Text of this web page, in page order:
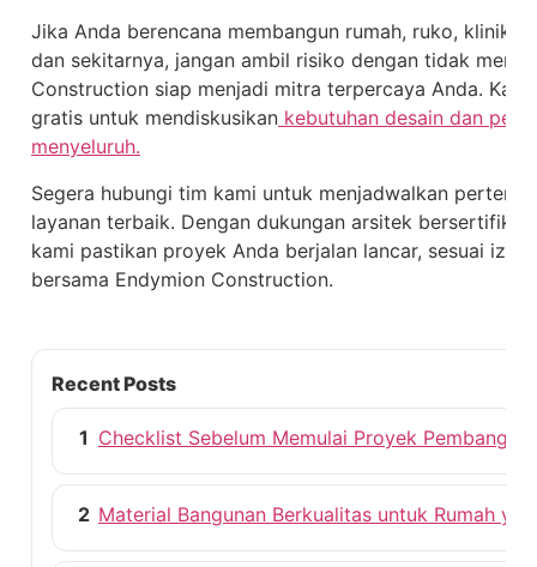
Jika Anda berencana membangun rumah, ruko, klinik,
dan sekitarnya, jangan ambil risiko dengan tidak
Construction siap menjadi mitra terpercaya Anda.
gratis untuk mendiskusikan kebutuhan desain dan
menyeluruh.
Segera hubungi tim kami untuk menjadwalkan
layanan terbaik. Dengan dukungan arsitek
kami pastikan proyek Anda berjalan lancar, sesuai izin,
bersama Endymion Construction.
Recent Posts
1 Checklist Sebelum Memulai Proyek
2 Material Bangunan Berkualitas untuk Rumah